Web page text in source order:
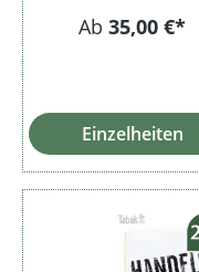
Ab 35,00 €*
Einzelheiten